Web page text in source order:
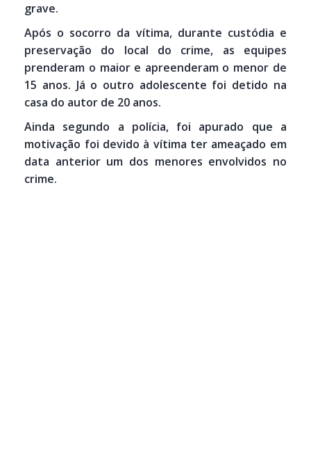
grave.
Após o socorro da vítima, durante custódia e
preservação do local do crime, as equipes
prenderam o maior e apreenderam o menor de
15 anos. Já o outro adolescente foi detido na
casa do autor de 20 anos.
Ainda segundo a polícia, foi apurado que a
motivação foi devido à vítima ter ameaçado em
data anterior um dos menores envolvidos no
crime.